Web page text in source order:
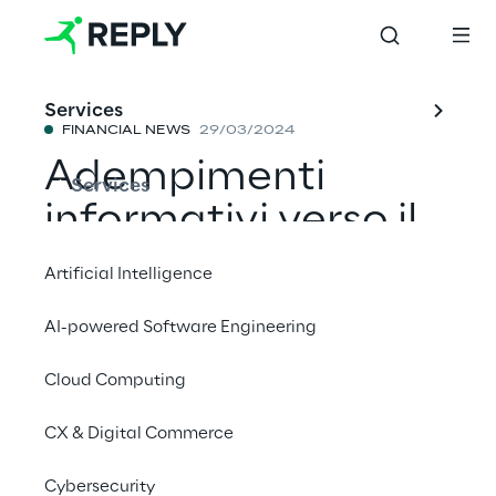
Services
Services
Artificial Intelligence
AI-powered Software Engineering
Cloud Computing
CX & Digital Commerce
Cybersecurity
FINANCIAL NEWS 29/03/2024
Adempimenti
informativi verso il
pubblico
29 marzo, 2024 alle 16:43